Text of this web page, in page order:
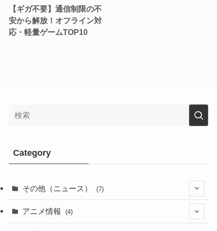
【ギガ不要】通信制限の不
安から解放！オフライン対
応・軽量ゲームTOP10
Category
その他（ニュース） (7)
アニメ情報 (4)